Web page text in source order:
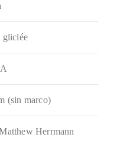
gliclée
(sin marco)
Herrmann